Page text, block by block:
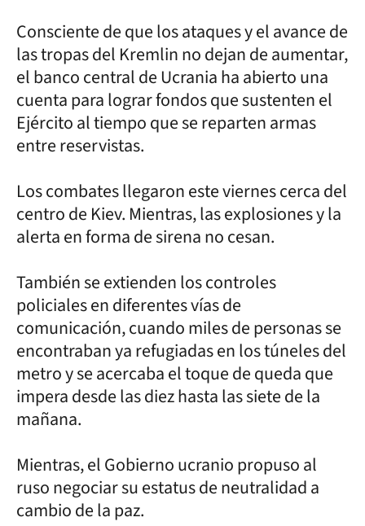
Consciente de que los ataques y el avance de
las tropas del Kremlin no dejan de aumentar,
el banco central de Ucrania ha abierto una
cuenta para lograr fondos que sustenten el
Ejército al tiempo que se reparten armas
entre reservistas.
Los combates llegaron este viernes cerca del
centro de Kiev. Mientras, las explosiones y la
alerta en forma de sirena no cesan.
También se extienden los controles
policiales en diferentes vías de
comunicación, cuando miles de personas se
encontraban ya refugiadas en los túneles del
metro y se acercaba el toque de queda que
impera desde las diez hasta las siete de la
mañana.
Mientras, el Gobierno ucranio propuso al
ruso negociar su estatus de neutralidad a
cambio de la paz.